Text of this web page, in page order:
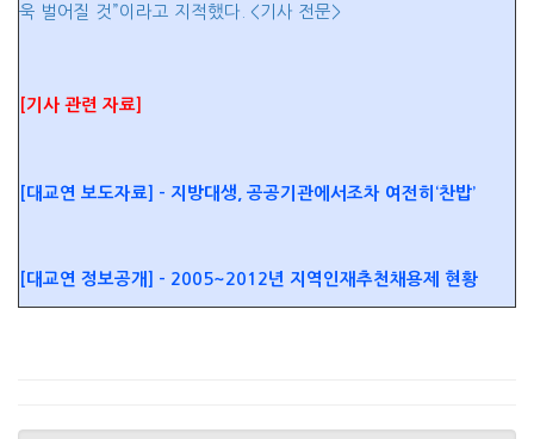
욱 벌어질 것”이라고 지적했다. <기사 전문>
[기사 관련 자료]
[대교연 보도자료] - 지방대생, 공공기관에서조차 여전히‘찬밥’
[대교연 정보공개] - 2005~2012년 지역인재추천채용제 현황